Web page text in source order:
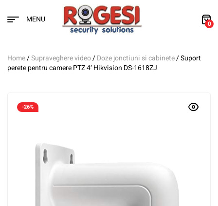
MENU 0
Home/Supraveghere video/Doze jonctiuni si cabinete/ Suport
perete pentru camere PTZ 4′ Hikvision DS-1618ZJ
-26%